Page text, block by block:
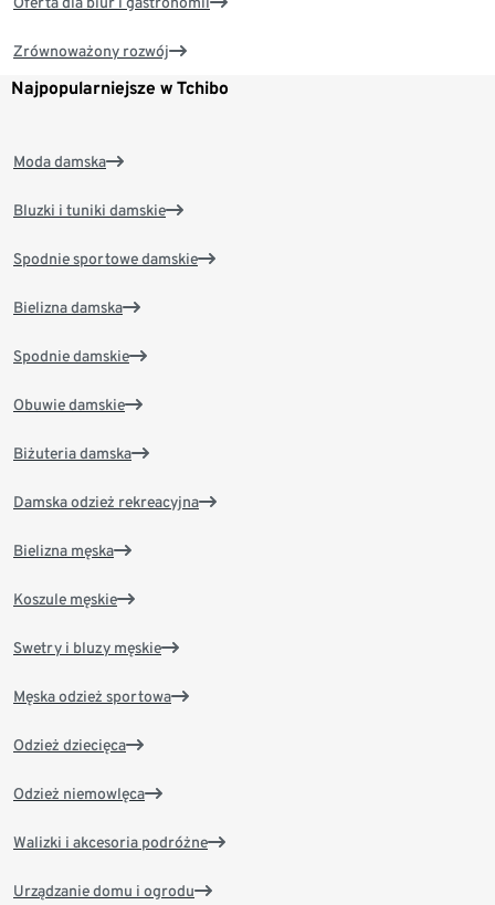
Zrównoważony rozwój
Najpopularniejsze w Tchibo
Moda damska
Bluzki i tuniki damskie
Spodnie sportowe damskie
Bielizna damska
Spodnie damskie
Obuwie damskie
Biżuteria damska
Damska odzież rekreacyjna
Bielizna męska
Koszule męskie
Swetry i bluzy męskie
Męska odzież sportowa
Odzież dziecięca
Odzież niemowlęca
Walizki i akcesoria podróżne
Urządzanie domu i ogrodu